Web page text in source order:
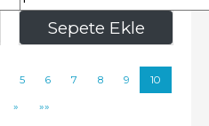
Sepete Ekle
945,00
5 6 7 8 9 10
» »»